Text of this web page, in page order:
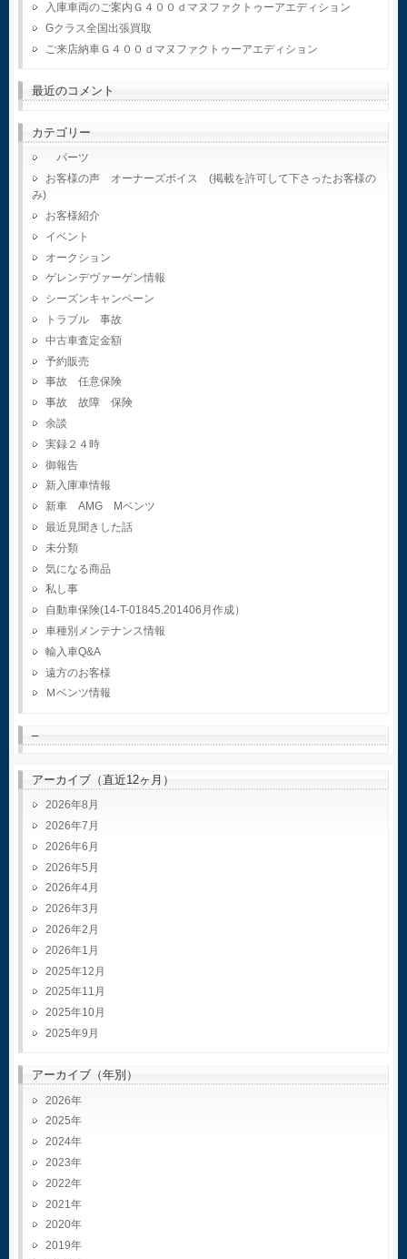
入庫車両のご案内Ｇ４００ｄマヌファクトゥーアエディション
Gクラス全国出張買取
ご来店納車Ｇ４００ｄマヌファクトゥーアエディション
最近のコメント
カテゴリー
パーツ
お客様の声 オーナーズボイス (掲載を許可して下さったお客様の
み)
お客様紹介
イベント
オークション
ゲレンデヴァーゲン情報
シーズンキャンペーン
トラブル 事故
中古車査定金額
予約販売
事故 任意保険
事故 故障 保険
余談
実録２４時
御報告
新入庫車情報
新車 AMG Mベンツ
最近見聞きした話
未分類
気になる商品
私し事
自動車保険(14-T-01845.201406月作成）
車種別メンテナンス情報
輸入車Q&A
遠方のお客様
Ｍベンツ情報
–
アーカイブ（直近12ヶ月）
2026年8月
2026年7月
2026年6月
2026年5月
2026年4月
2026年3月
2026年2月
2026年1月
2025年12月
2025年11月
2025年10月
2025年9月
アーカイブ（年別）
2026
2025
2024
2023
2022
2021
2020
2019